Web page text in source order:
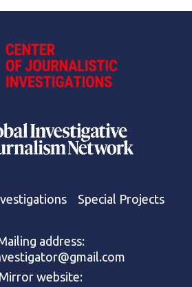
Special Projects
address:
Mirror website: